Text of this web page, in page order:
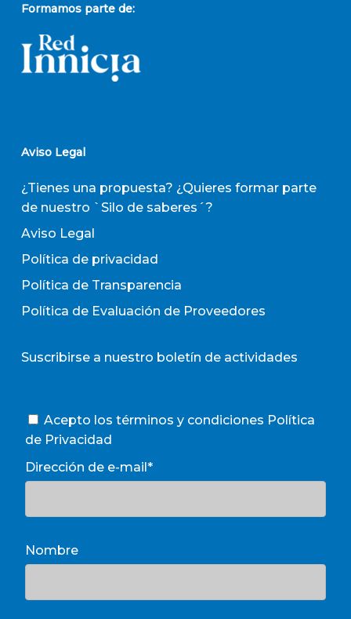
Formamos parte de:
Aviso Legal
¿Tienes una propuesta? ¿Quieres formar parte
de nuestro `Silo de saberes´?
Aviso Legal
Política de privacidad
Política de Transparencia
Política de Evaluación de Proveedores
Suscribirse a nuestro boletín de actividades
Acepto los términos y condiciones Política
de Privacidad
Dirección de e-mail*
Nombre